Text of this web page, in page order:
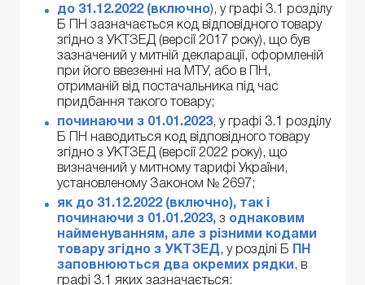
до 31.12.2022 (включно), у графі 3.1 розділу
Б ПН зазначається код відповідного товару
згідно з УКТЗЕД (версії 2017 року), що був
зазначений у митній декларації, оформленій
при його ввезенні на МТУ, або в ПН,
отриманій від постачальника під час
придбання такого товару;
починаючи з 01.01.2023, у графі 3.1 розділу
Б ПН наводиться код відповідного товару
згідно з УКТЗЕД (версії 2022 року), що
визначений у митному тарифі України,
установленому Законом № 2697;
як до 31.12.2022 (включно), так і
починаючи з 01.01.2023, з однаковим
найменуванням, але з різними кодами
товару згідно з УКТЗЕД , у розділі Б
ПН
заповнюються два окремих рядки , в
графі 3.1 яких зазначається: